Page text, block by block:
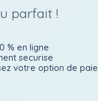
parfait !
% en ligne
securise
votre option de